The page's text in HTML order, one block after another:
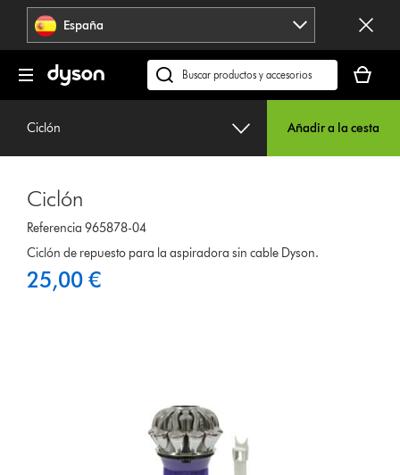
Omitir
navegación España
Buscar
en
cesta
está
Ciclón Añadir a la cesta
Ciclón
Referencia 965878-04
Ciclón de repuesto para la aspiradora sin cable Dyson.
25,00 €